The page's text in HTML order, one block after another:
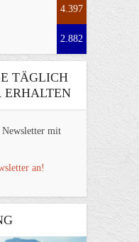
4.397
2.882
TÄGLICH
ERHALTEN
Newsletter mit
an!